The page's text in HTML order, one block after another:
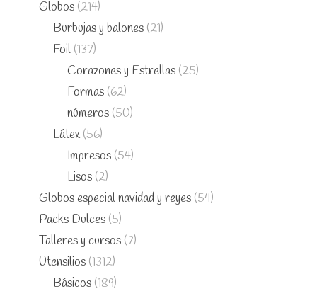
Globos (214)
Burbujas y balones (21)
Foil (137)
Corazones y Estrellas (25)
Formas (62)
números (50)
Látex (56)
Impresos (54)
Lisos (2)
Globos especial navidad y reyes (54)
Packs Dulces (5)
Talleres y cursos (7)
Utensilios (1312)
Básicos (189)